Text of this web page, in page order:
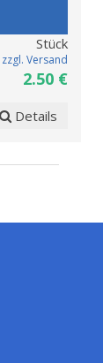
Stück
zzgl. Versand
2.50 €
Details